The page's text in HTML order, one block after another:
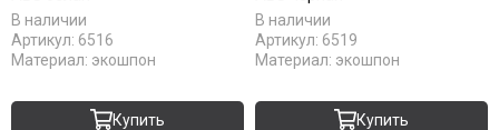
В наличии
Артикул: 6516
Материал: экошпон
Купить
В наличии
Артикул: 6519
Материал: экошпон
Купить